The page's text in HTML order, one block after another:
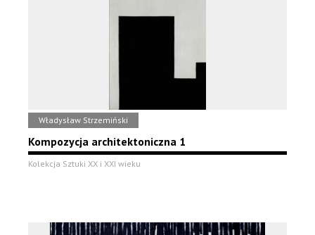
Władysław Strzemiński
Kompozycja architektoniczna 1
Kolekcja Sztuki XX i XXI wieku